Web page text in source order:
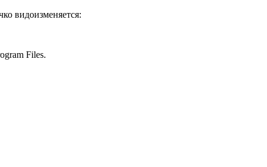
видоизменяется:
Files.